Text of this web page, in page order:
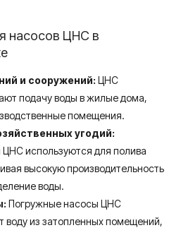
насосов ЦНС в
и сооружений: ЦНС
подачу воды в жилые дома,
помещения.
угодий:
используются для полива
высокую производительность
воды.
Погружные насосы ЦНС
воду из затопленных помещений,